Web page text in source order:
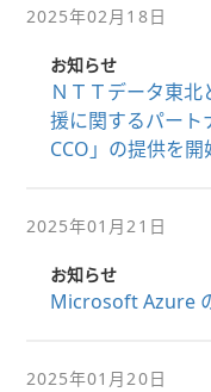
2025年02月18日
お知らせ
ＮＴＴデータ東
援に関するパート
CCO」の提供を
2025年01月21日
お知らせ
Microsoft Azure
2025年01月20日